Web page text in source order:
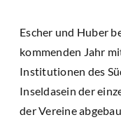
Escher und Huber
kommenden Jahr
Institutionen des
Inseldasein der
der Vereine